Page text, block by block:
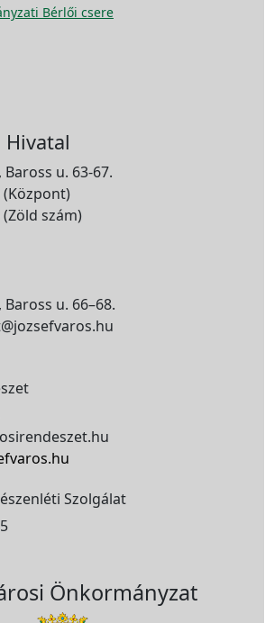
Bérlői csere
u. 63-67.
(Központ)
szám)
u. 66–68.
Szolgálat
Önkormányzat